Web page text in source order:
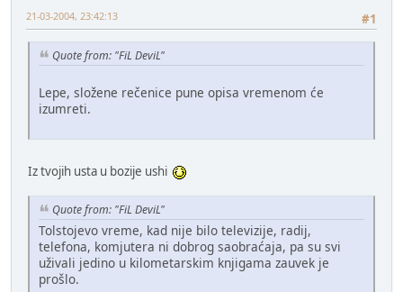
#1
21-03-2004, 23:42:13
Quote from: "FiL DeviL"
Lepe, složene rečenice pune opisa vremenom će
izumreti.
Iz tvojih usta u bozije ushi
Quote from: "FiL DeviL"
Tolstojevo vreme, kad nije bilo televizije, radij,
telefona, komjutera ni dobrog saobraćaja, pa su svi
uživali jedino u kilometarskim knjigama zauvek je
prošlo.